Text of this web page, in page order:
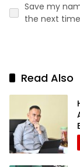
Save my
the next
Read Also